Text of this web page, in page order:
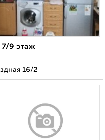
7/9 этаж
16/2